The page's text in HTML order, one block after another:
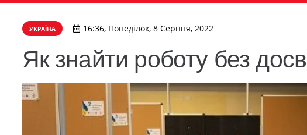
УКРАЇНА 16:36, Понеділок, 8 Серпня, 2022
Як знайти роботу без